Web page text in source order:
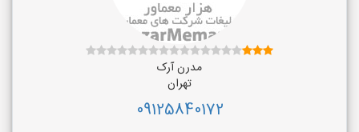
مدرن آرک
تهران
09125840172